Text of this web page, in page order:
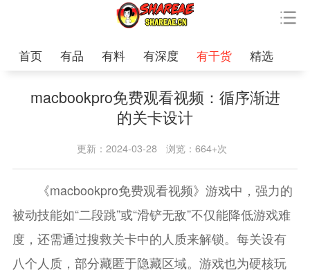
首页 有品 有料 有深度 有干货 精选
macbookpro免费观看视频：循序渐进
的关卡设计
更新：2024-03-28 浏览：664+次
《macbookpro免费观看视频》游戏中，强力的
被动技能如“二段跳”或“滑铲无敌”不仅能降低游戏难
度，还需通过搜救关卡中的人质来解锁。每关设有
八个人质，部分藏匿于隐藏区域。游戏也为硬核玩